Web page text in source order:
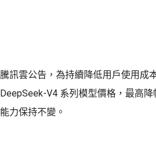
騰訊雲公告，為持續降低用戶使用成
DeepSeek-V4 系列模型價格，最高
能力保持不變。